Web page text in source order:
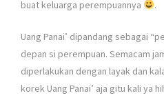
buat keluarga perempuannya
.
Uang Panai’ dipandang sebagai
depan si perempuan. Semacam
diperlakukan dengan layak dan
korek Uang Panai’ aja gitu kali ya